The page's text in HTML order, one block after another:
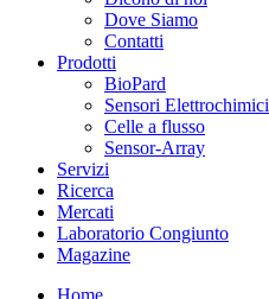
Dove Siamo
Contatti
Prodotti
BioPard
Sensori Elettrochimici
Celle a flusso
Sensor-Array
Servizi
Ricerca
Mercati
Laboratorio Congiunto
Magazine
Home